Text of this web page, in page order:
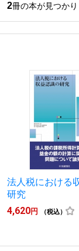
2冊の本が見つか
法人税における
研究
4,620円 （税込）